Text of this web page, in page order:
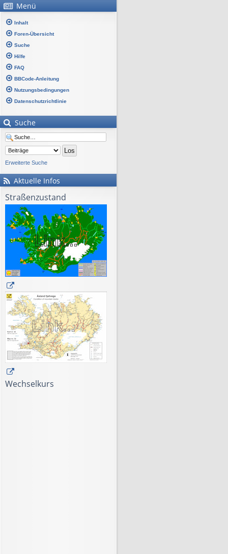
Menü
Inhalt
Foren-Übersicht
Suche
Hilfe
FAQ
BBCode-Anleitung
Nutzungsbedingungen
Datenschutzrichtlinie
Suche
Erweiterte Suche
Aktuelle Infos
Straßenzustand
Wechselkurs